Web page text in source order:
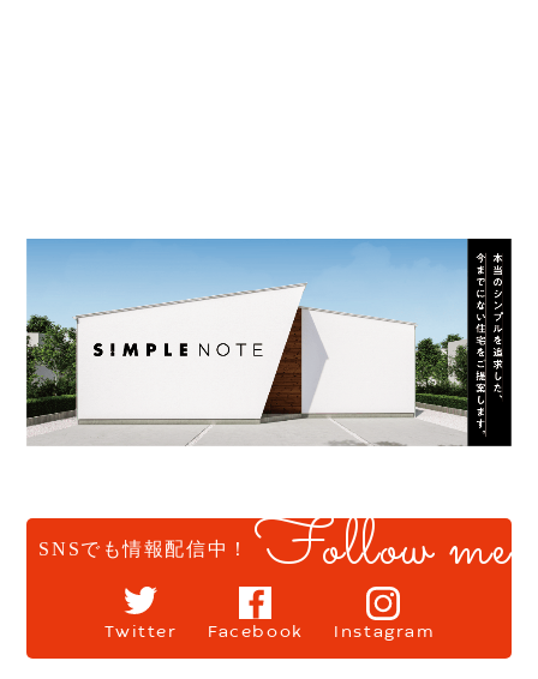
SNSでも情報配信中！ Follow me
Twitter Facebook Instagram